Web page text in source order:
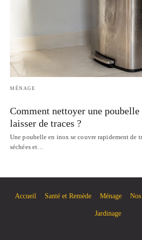
MÉNAGE
Comment nettoyer une poubelle
laisser de traces ?
Une poubelle en inox se couvre rapidement de
séchées et…
Accueil Santé et Remède Ménage Nos
Jardinage